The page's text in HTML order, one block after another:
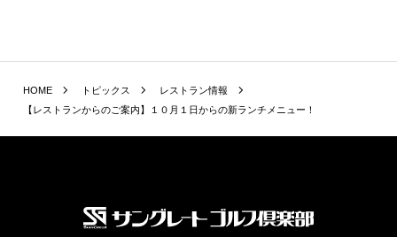
HOME トピックス
レストラン情報
【レストランからのご案内】１０月１日からの新ランチメニュー！